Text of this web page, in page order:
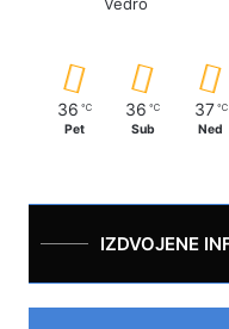
36 ℃
Pet
36 ℃
Sub
37 ℃
Ned
IZDVOJENE